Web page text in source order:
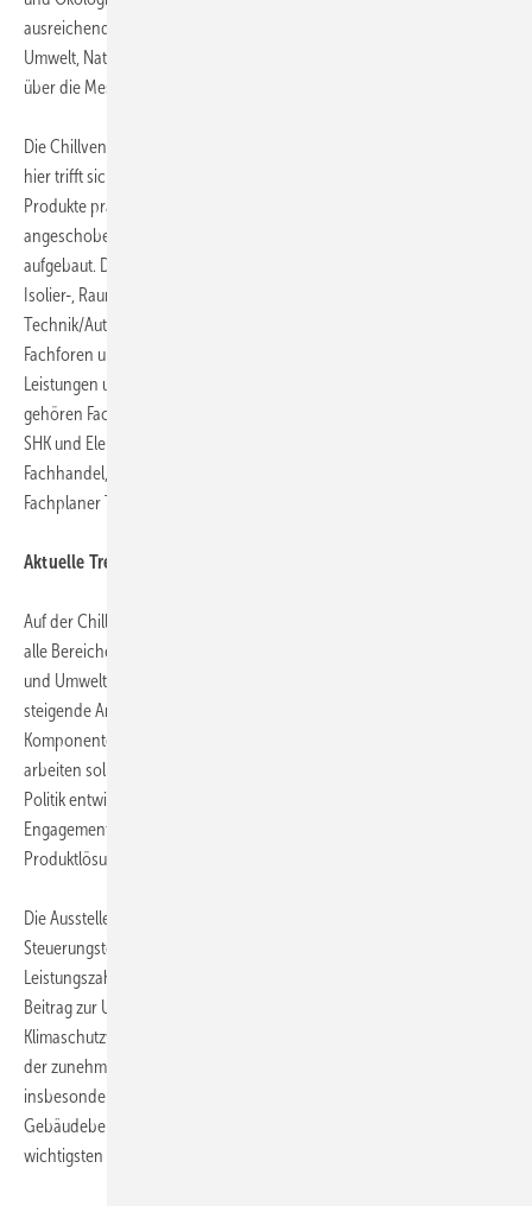
ausreichende Gründe dafür, dass Peter Altmeier, Bundesminister für
Umwelt, Naturschutz und Reaktorsicherheit, die Schirmherrschaft
über die Messe übernommen hat.
Die Chillventa ist und bleibt der Marktplatz einer globalen Branche,
hier trifft sich die Fachwelt, werden innovative und energieeffiziente
Produkte präsentiert, aktuelle Trends aufgezeigt, neue Projekte
angeschoben und Geschäftsbeziehungen gepflegt und neu
aufgebaut. Dazu trägt eine klare Angebotssegmentierung bei: Kälte-,
Isolier-, Raumluft- und Wärmepumpentechnik, MSR-
Technik/Automation, Dienstleistungen für die Kälte-Klimabranche,
Fachforen und Symposien. Vorgestellt werden alle diese Produkte,
Leistungen und Informationen einem breiten Besucherspektrum. Dazu
gehören Fachbetriebe aus den Segmenten, Kälte, Klima und Lüftung,
SHK und Elektrotechnik, Besucher aus dem Facility-Management, dem
Fachhandel, Anlagenbetreiber aus Industrie, Gewerbe und Gebäude,
Fachplaner TGA und Architekten.
Aktuelle Trends: Energieeffizienz und Umweltschutz
Auf der Chillventa 2012 mit ihrem breit gefächerten Spektrum ist über
alle Bereiche hinweg durch die beiden Megatrends Energieeffizienz
und Umweltschutz geprägt. Ursache hierfür sind zunehmend
steigende Anforderungen an die Leistungsfähigkeit von Geräten und
Komponenten, die zukünftig noch effizienter und wirtschaftlicher
arbeiten sollen. Nicht zuletzt unter dem Einfluss von Öffentlichkeit und
Politik entwickelt die Branche zudem ein weiter wachsendes
Engagement bei der Einführung umwelt- und klimafreundlicher
Produktlösungen.
Die Aussteller zeigen folgerichtig Komponenten und
Steuerungstechnik, die hohe Standards beispielsweise bei
Leistungszahlen sowie Wirkungsgraden erfüllen und einen wichtigen
Beitrag zur Umsetzung nationaler und internationaler
Klimaschutzvorgaben leisten. Konkret dürften die Abwärmenutzung,
der zunehmende Einsatz von Wärmepumpen und Klimageräte
insbesondere VRF-Systeme die als universelle Lösungen für den
Gebäudebereich fossil betriebene Systeme zunehmend ersetzen, die
wichtigsten Trends der Chillventa 2012 setzen.